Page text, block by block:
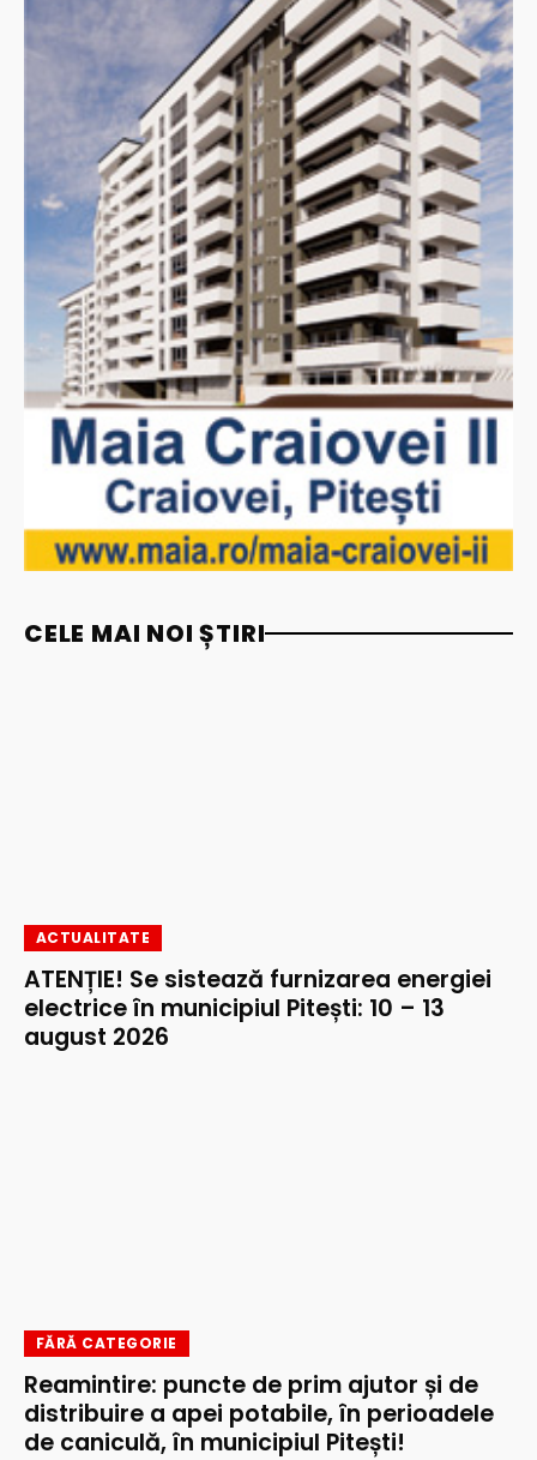
CELE MAI NOI ȘTIRI
ACTUALITATE
ATENȚIE! Se sistează furnizarea energiei
electrice în municipiul Pitești: 10 – 13
august 2026
FĂRĂ CATEGORIE
Reamintire: puncte de prim ajutor și de
distribuire a apei potabile, în perioadele
de caniculă, în municipiul Pitești!